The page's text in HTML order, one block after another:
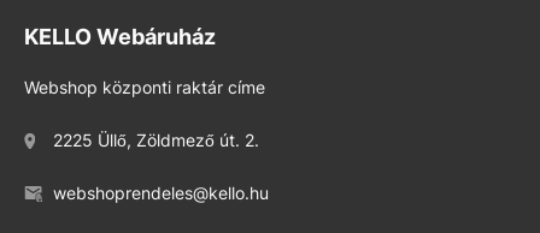
KELLO Webáruház
Webshop központi raktár címe
2225 Üllő, Zöldmező út. 2.
webshoprendeles@kello.hu